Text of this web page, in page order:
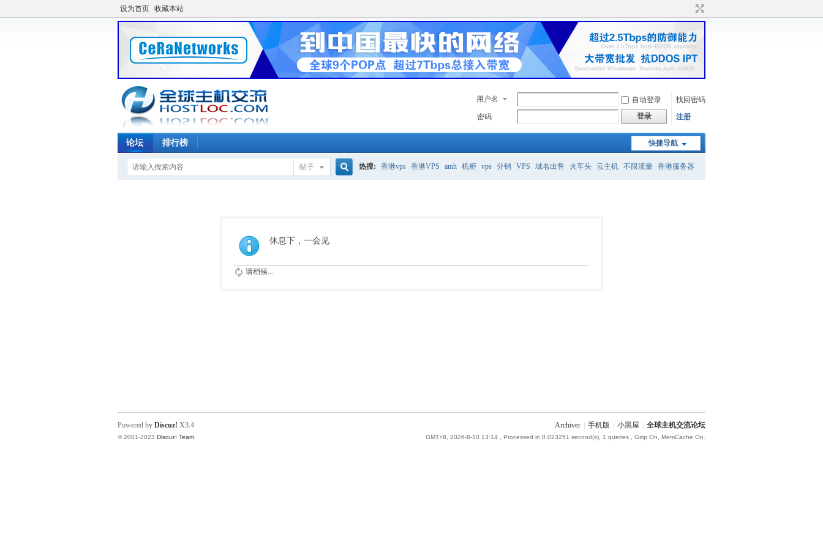
设为首页 收藏本站
用户名 自动登录
找回密码
密码
登录 注册
快捷导航
论坛 排行榜
帖子 热搜: 香港vps 香港VPS amh 机柜 vps 分销 VPS 域名出售 火车头 云主机 不限流量 香港服务器
休息下，一会见
请稍候...
Archiver 手机版 小黑屋 全球主机交流论坛
GMT+8, 2026-8-10 13:14 , Processed in 0.023251 second(s), 1 queries , Gzip On, MemCache On.
Powered by Discuz! X3.4
© 2001-2023 Discuz! Team